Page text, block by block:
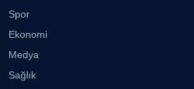
Spor
Ekonomi
Medya
Sağlık